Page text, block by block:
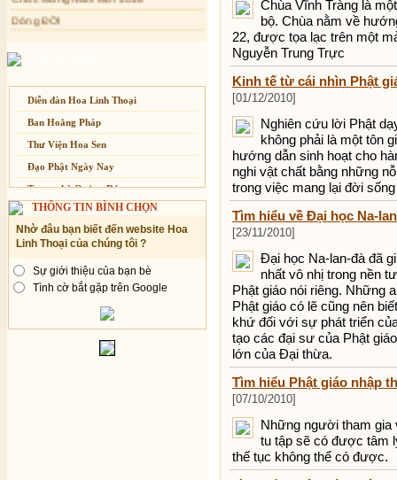
Tịnh xá Ngọc Đăng khai giảng Thiền
dành cho Người bận rộn
Dòng ĐỜI
Chuông Ngân
Anh không chết đâu em
Kiếp này
Diễn đàn Hoa Linh Thoại
Ban Hoằng Pháp
Thư Viện Hoa Sen
Đạo Phật Ngày Nay
Trang nhà Quảng Đức
Báo Giác Ngộ
Vesak 2014
THÔNG TIN BÌNH CHỌN
Nhờ đâu bạn biết đến website Hoa
Linh Thoại của chúng tôi ?
Sự giới thiệu của bạn bè
Tình cờ bắt gặp trên Google
Chùa Vĩnh Tràng là
bộ. Chùa nằm về
22, được tọa lạc trên một
Nguyễn Trung Trực
Kinh tế từ cái nhìn Phật
[01/12/2010]
Nghiên cứu lời Phật
không phải là một tôn
hướng dẫn sinh hoạt cho
nghi vật chất bằng những
trong việc mang lại đời
Tìm hiểu về Đại học Na-
[23/11/2010]
Đại học Na-lan-đà đã
nhất vô nhị trong nền
Phật giáo nói riêng. Những
Phật giáo có lẽ cũng nên
khứ đối với sự phát triển
tạo các đại sư của Phật
lớn của Đại thừa.
Tìm hiểu Phật giáo nhập
[07/10/2010]
Những người tham gia
tu tập sẽ có được tâm
thế tục không thể có được.